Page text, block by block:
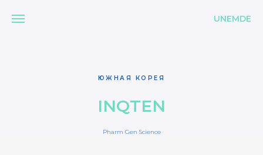
UNEMDE
ЮЖНАЯ КОРЕЯ
INQTEN
Pharm Gen Science